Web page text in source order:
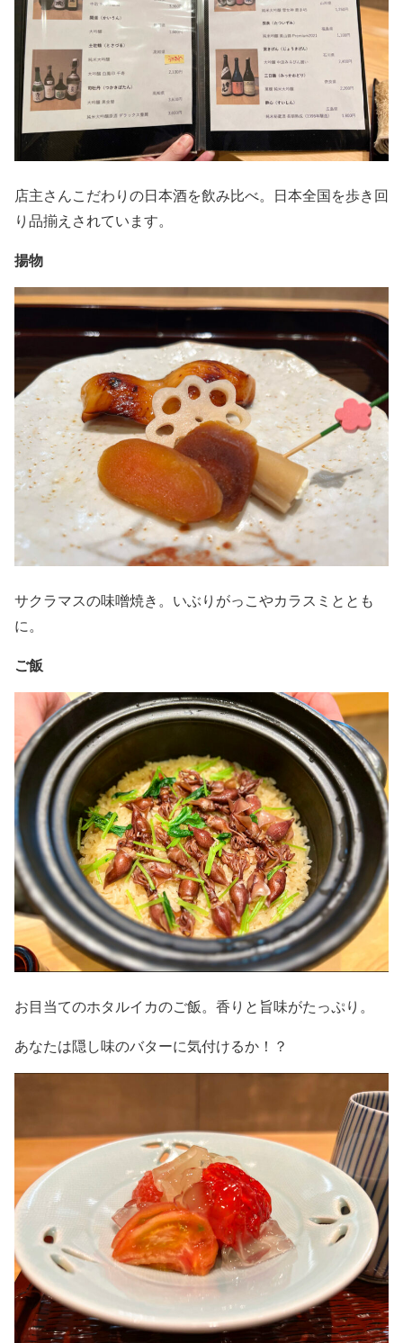
店主さんこだわりの日本酒を飲み比べ。日本全国を歩き回
り品揃えされています。
揚物
サクラマスの味噌焼き。いぶりがっこやカラスミととも
に。
ご飯
お目当てのホタルイカのご飯。香りと旨味がたっぷり。
あなたは隠し味のバターに気付けるか！？